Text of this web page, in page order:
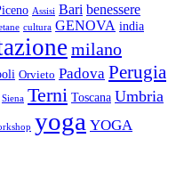
Assisi Bari benessere
cultura GENOVA india
milano
Orvieto Padova Perugia
Siena Terni Toscana Umbria
yoga YOGA